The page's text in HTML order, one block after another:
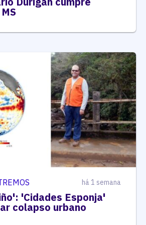
há 1 semana
'Cidades Esponja'
colapso urbano